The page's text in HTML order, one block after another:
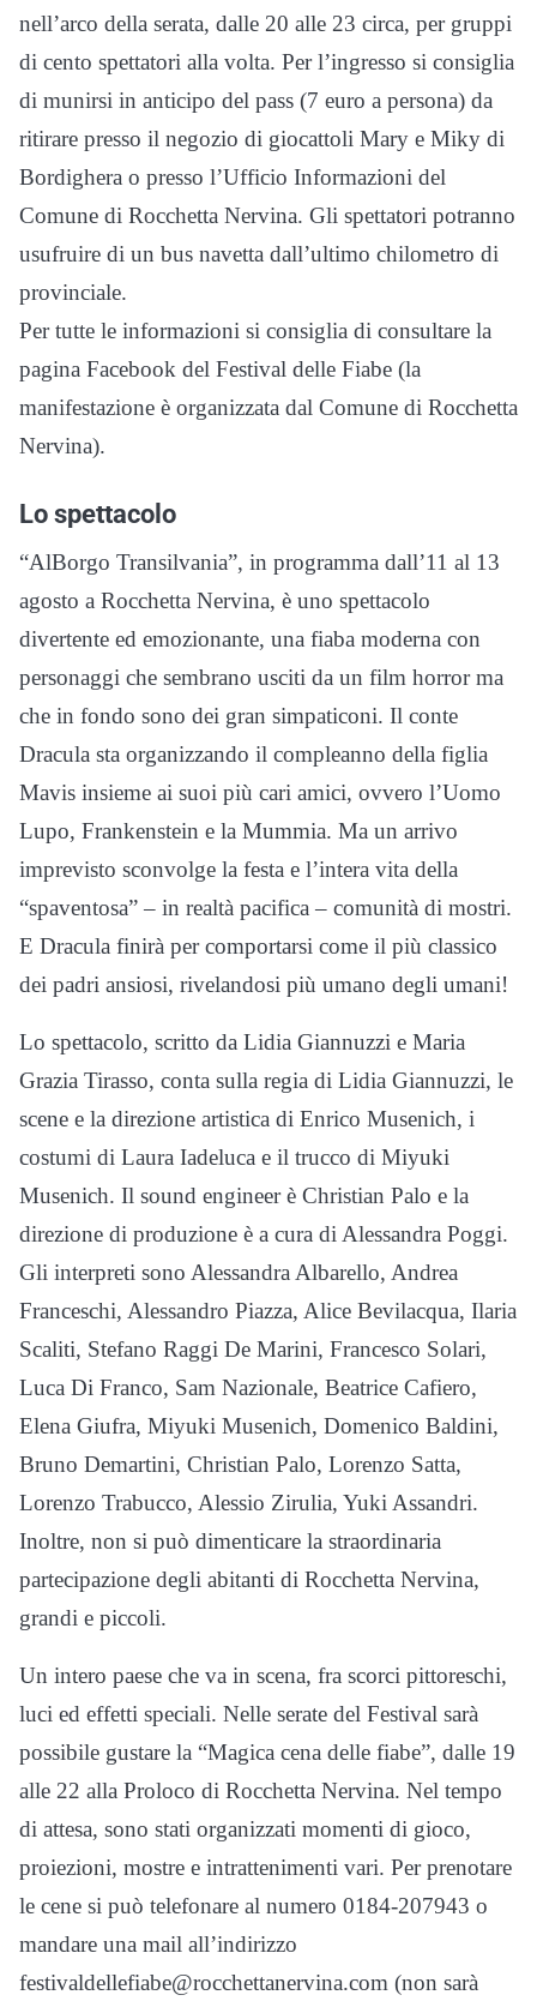
nell’arco della serata, dalle 20 alle 23 circa, per gruppi
di cento spettatori alla volta. Per l’ingresso si consiglia
di munirsi in anticipo del pass (7 euro a persona) da
ritirare presso il negozio di giocattoli Mary e Miky di
Bordighera o presso l’Ufficio Informazioni del
Comune di Rocchetta Nervina. Gli spettatori potranno
usufruire di un bus navetta dall’ultimo chilometro di
provinciale.
Per tutte le informazioni si consiglia di consultare la
pagina Facebook del Festival delle Fiabe (la
manifestazione è organizzata dal Comune di Rocchetta
Nervina).
Lo spettacolo
“AlBorgo Transilvania”, in programma dall’11 al 13
agosto a Rocchetta Nervina, è uno spettacolo
divertente ed emozionante, una fiaba moderna con
personaggi che sembrano usciti da un film horror ma
che in fondo sono dei gran simpaticoni. Il conte
Dracula sta organizzando il compleanno della figlia
Mavis insieme ai suoi più cari amici, ovvero l’Uomo
Lupo, Frankenstein e la Mummia. Ma un arrivo
imprevisto sconvolge la festa e l’intera vita della
“spaventosa” – in realtà pacifica – comunità di mostri.
E Dracula finirà per comportarsi come il più classico
dei padri ansiosi, rivelandosi più umano degli umani!
Lo spettacolo, scritto da Lidia Giannuzzi e Maria
Grazia Tirasso, conta sulla regia di Lidia Giannuzzi, le
scene e la direzione artistica di Enrico Musenich, i
costumi di Laura Iadeluca e il trucco di Miyuki
Musenich. Il sound engineer è Christian Palo e la
direzione di produzione è a cura di Alessandra Poggi.
Gli interpreti sono Alessandra Albarello, Andrea
Franceschi, Alessandro Piazza, Alice Bevilacqua, Ilaria
Scaliti, Stefano Raggi De Marini, Francesco Solari,
Luca Di Franco, Sam Nazionale, Beatrice Cafiero,
Elena Giufra, Miyuki Musenich, Domenico Baldini,
Bruno Demartini, Christian Palo, Lorenzo Satta,
Lorenzo Trabucco, Alessio Zirulia, Yuki Assandri.
Inoltre, non si può dimenticare la straordinaria
partecipazione degli abitanti di Rocchetta Nervina,
grandi e piccoli.
Un intero paese che va in scena, fra scorci pittoreschi,
luci ed effetti speciali. Nelle serate del Festival sarà
possibile gustare la “Magica cena delle fiabe”, dalle 19
alle 22 alla Proloco di Rocchetta Nervina. Nel tempo
di attesa, sono stati organizzati momenti di gioco,
proiezioni, mostre e intrattenimenti vari. Per prenotare
le cene si può telefonare al numero 0184-207943 o
mandare una mail all’indirizzo
festivaldellefiabe@rocchettanervina.com (non sarà